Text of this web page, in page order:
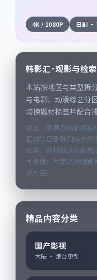
4K / 1080P 日剧 ·
韩影汇 · 观影与检
本站按地区与类型拆
与电影、动漫综艺分
切换题材标签并配合
锁定「免费日韩影视在
汇浏览日剧韩剧综艺动
检索、题材筛选及最
可点播；片库说明随剧
视内容。
精品内容分类
国产影视
大陆 · 港台更新